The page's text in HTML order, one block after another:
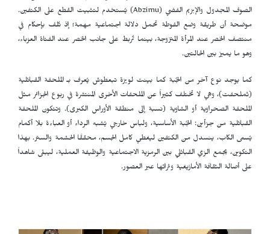
الصوف المجدول والإبزيم الفضي (Abzimu) يُستخدم لتثبيت القطع على الكتفين.
موضحة أن طريقة وضع الفوطة تحمل دلالة اجتماعية مهمة؛ إذ تُلف بإحكام في
منتصف الخصر عند المرأة المتزوجة، بينما تُربط على جانب الخصر عند الفتاة العزباء،
وهو ما يميز بين الحالتين.
كما يوجد نوع آخر من الجُبة كما بينت لويزة تبعطوش يُعرف بـ الملحفة القبائلية
(ثملحفت)، وهي لا تختلف كثيراً عن الملحفات الأخرى المنتشرة في ربوع الجزائر مثل
الملحفة الصحراوية أو الشاوية (نسبة إلى منطقة الأوراس الكبرى). وتتكون الملحفة
القبائلية من جزأين: الجُبة الأساسية، ولباس خارجي يُشبه الرداء أو العباءة بلا أكمام
يُسمى الكاب، ينسدل من الكتفين ليغطي كامل الجسم، محققًا الحشمة والستر. بهذا
التكوين، يجمع الزي القبائلي بين الرمزية الاجتماعية والوظيفة العملية، ليبقى شاهداً
على أصالة الثقافة الأمازيغية وثرائها عبر العصور.